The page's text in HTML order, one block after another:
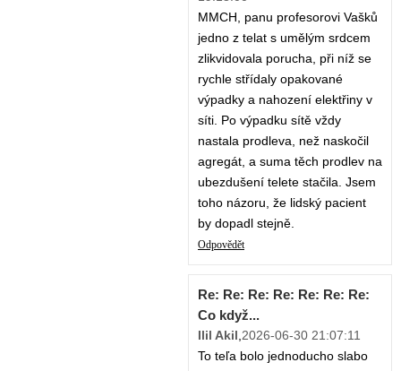
MMCH, panu profesorovi Vašků
jedno z telat s umělým srdcem
zlikvidovala porucha, při níž se
rychle střídaly opakované
výpadky a nahození elektřiny v
síti. Po výpadku sítě vždy
nastala prodleva, než naskočil
agregát, a suma těch prodlev na
ubezdušení telete stačila. Jsem
toho názoru, že lidský pacient
by dopadl stejně.
Odpovědět
Re: Re: Re: Re: Re: Re: Re:
Co když...
Ilil Akil 2026-06-30 21:07:11
To teľa bolo jednoducho slabo